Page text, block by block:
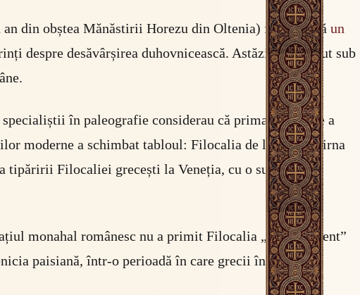
din obștea Mănăstirii Horezu din Oltenia) finalizează un
despre desăvârșirea duhovnicească. Astăzi e cunoscut sub
în paleografie considerau că prima traducere a
moderne a schimbat tabloul: Filocalia de la Dragomirna
Filocaliei grecești la Veneția, cu o sută opt ani
monahal românesc nu a primit Filocalia „din Occident”
paisiană, într-o perioadă în care grecii înșiși abia